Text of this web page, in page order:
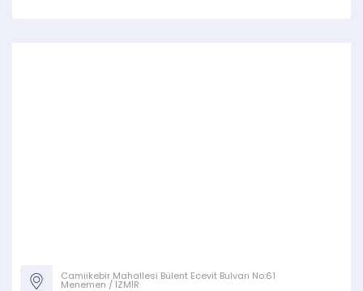
Camiikebir Mahallesi Bülent Ecevit Bulvarı No:61
Menemen / İZMİR